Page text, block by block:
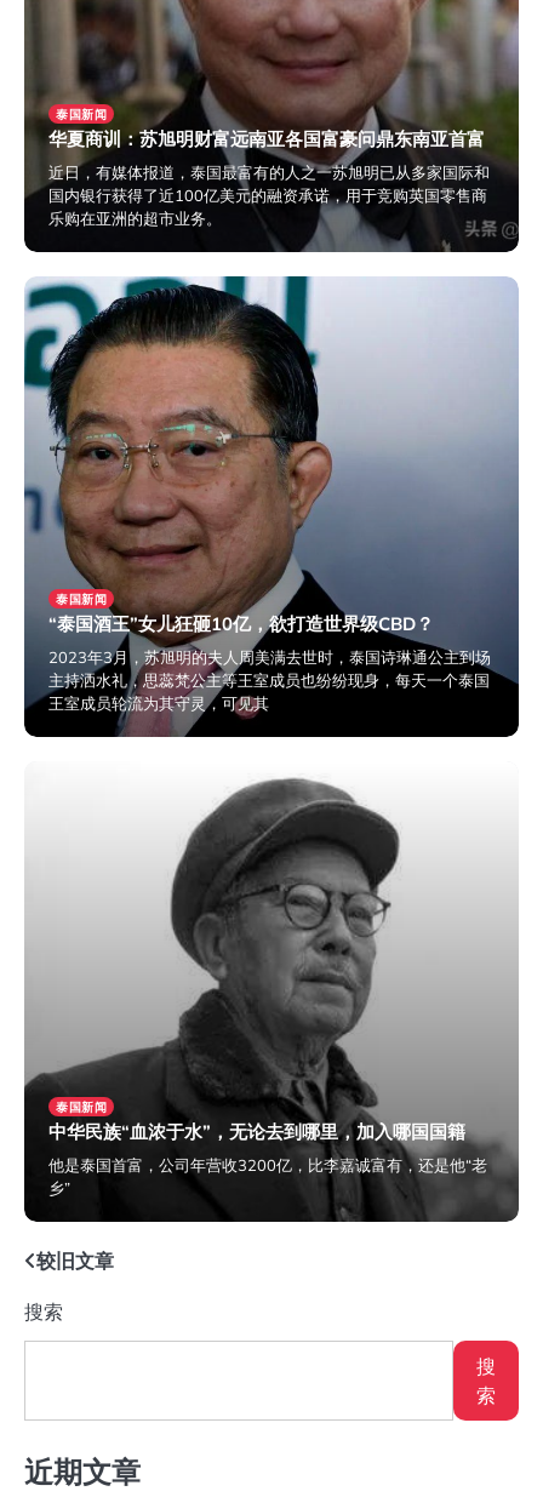
泰国新闻
华夏商训：苏旭明财富远南亚各国富豪问鼎东南亚首富
近日，有媒体报道，泰国最富有的人之一苏旭明已从多家国际和
国内银行获得了近100亿美元的融资承诺，用于竞购英国零售商
乐购在亚洲的超市业务。
2024年3月3日
泰国新闻
“泰国酒王”女儿狂砸10亿，欲打造世界级CBD？
2023年3月，苏旭明的夫人周美满去世时，泰国诗琳通公主到场
主持洒水礼，思蕊梵公主等王室成员也纷纷现身，每天一个泰国
王室成员轮流为其守灵，可见其
2024年2月6日
泰国新闻
中华民族“血浓于水”，无论去到哪里，加入哪国国籍
他是泰国首富，公司年营收3200亿，比李嘉诚富有，还是他“老
乡”
2024年2月5日
文
章
导
较旧文章
搜索
搜
索
近期文章